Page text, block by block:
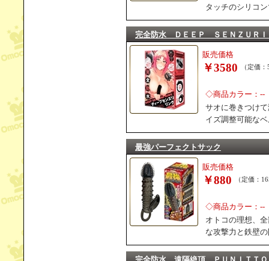
タッチのシリコ
完全防水 ＤＥＥＰ ＳＥＮＺＵＲＩ
販売価格
￥3580 （定価
◇商品カラー：--
サオに巻きつけ
イズ調整可能な
最強パーフェクトサック
販売価格
￥880 （定価：
◇商品カラー：--
オトコの理想、
な攻撃力と鉄壁